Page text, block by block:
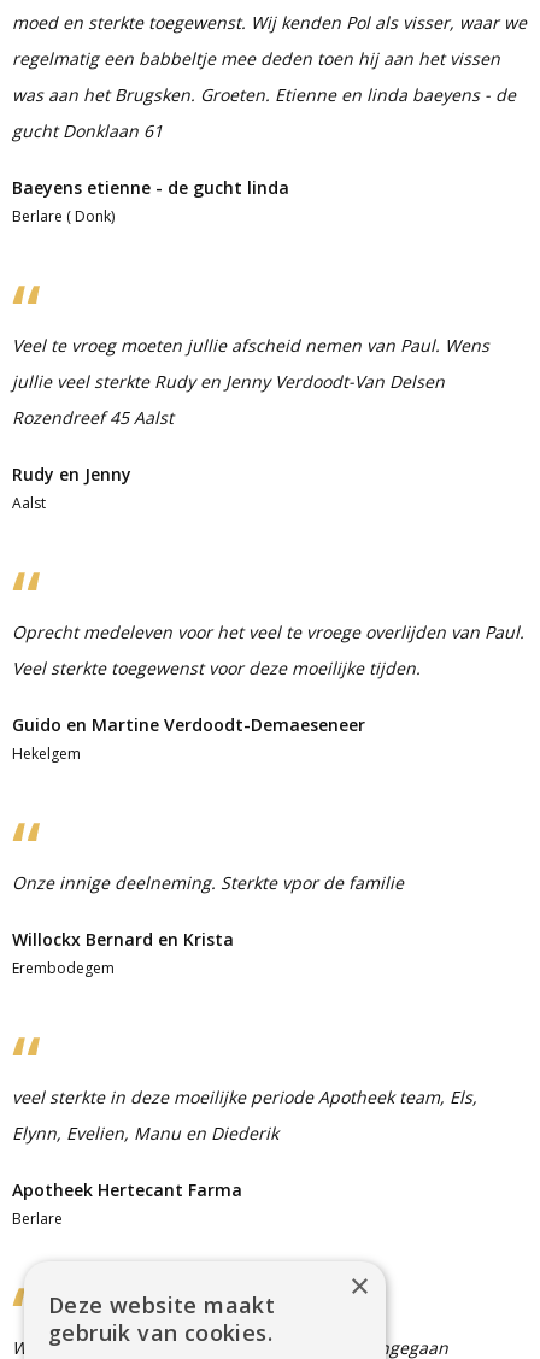
moed en sterkte toegewenst. Wij kenden Pol als visser, waar we
regelmatig een babbeltje mee deden toen hij aan het vissen
was aan het Brugsken. Groeten. Etienne en linda baeyens - de
gucht Donklaan 61
Baeyens etienne - de gucht linda
Berlare ( Donk)
Veel te vroeg moeten jullie afscheid nemen van Paul. Wens
jullie veel sterkte Rudy en Jenny Verdoodt-Van Delsen
Rozendreef 45 Aalst
Rudy en Jenny
Aalst
Oprecht medeleven voor het veel te vroege overlijden van Paul.
Veel sterkte toegewenst voor deze moeilijke tijden.
Guido en Martine Verdoodt-Demaeseneer
Hekelgem
Onze innige deelneming. Sterkte vpor de familie
Willockx Bernard en Krista
Erembodegem
veel sterkte in deze moeilijke periode Apotheek team, Els,
Elynn, Evelien, Manu en Diederik
Apotheek Hertecant Farma
Berlare
Was een heel mooie dienst. Veel te vroeg heengegaan
×
Deze website maakt
gebruik van cookies.